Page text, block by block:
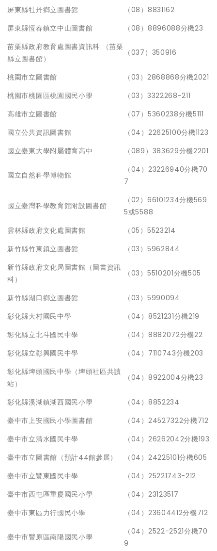
屏東縣牡丹鄉立圖書館
（08）8831162
屏東縣恆春鎮立中山圖書館
（08）8896088分機23
苗栗縣政府教育處圖書資訊科 （苗栗
縣立圖書館）
（037）350916
桃園市立圖書館
（03）2868868分機2021
桃園市桃園區桃園國民小學
（03）3322268-211
高雄市立圖書館
（07）5360238分機5111
國立公共資訊圖書館
（04）22625100分機1123
國立臺東大學附屬體育高中
（089）383629分機2201
國立自然科學博物館
（04）23226940分機70
7
國立臺灣科學教育館附設圖書館
（02）66101234分機569
5或5588
雲林縣政府文化處圖書館
（05）5523214
新竹縣竹東鎮立圖書館
（03）5962844
新竹縣政府文化局圖書館（圖書資訊
科）
（03）5510201分機505
新竹縣湖口鄉立圖書館
（03）5990094
彰化縣大村國民中學
（04）8521231分機219
彰化縣立北斗國民中學
（04）8882072分機22
彰化縣立彰興國民中學
（04）7110743分機203
彰化縣埤頭國民中學（埤頭社區共讀
站）
（04）8922004分機23
彰化縣溪湖鎮湖西國民小學
（04）8852234
臺中市上安國民小學圖書館
（04）24527322分機712
臺中市立清水國民中學
（04）26262042分機193
臺中市立圖書館（預計44館參展）
（04）24225101分機605
臺中市立豐東國民中學
（04）25221743-212
臺中市西屯區重慶國民小學
（04）23123517
臺中市東區力行國民小學
（04）23604412分機712
臺中市豐原區南陽國民小學
（04）2522-2521分機70
9